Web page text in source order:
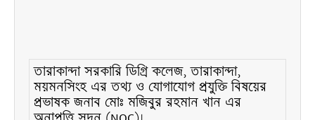
তারাকান্দা সরকারি ডিগ্রি কলেজ, তারাকান্দা,
ময়মনসিংহ এর তথ্য ও যোগাযোগ প্রযুক্তি বিষয়ের
প্রভাষক জনাব মোঃ মজিবুর রহমান খান এর
অনাপত্তি সদন (NOC)।